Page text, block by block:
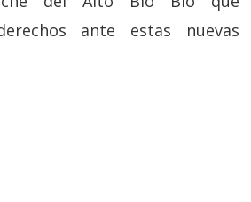
ante estas nuevas